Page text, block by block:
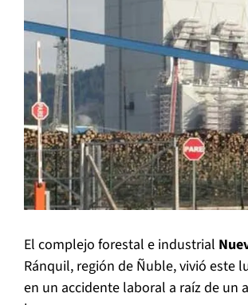
El complejo forestal e industrial
Ránquil, región de Ñuble, vivió este
en un accidente laboral a raíz de